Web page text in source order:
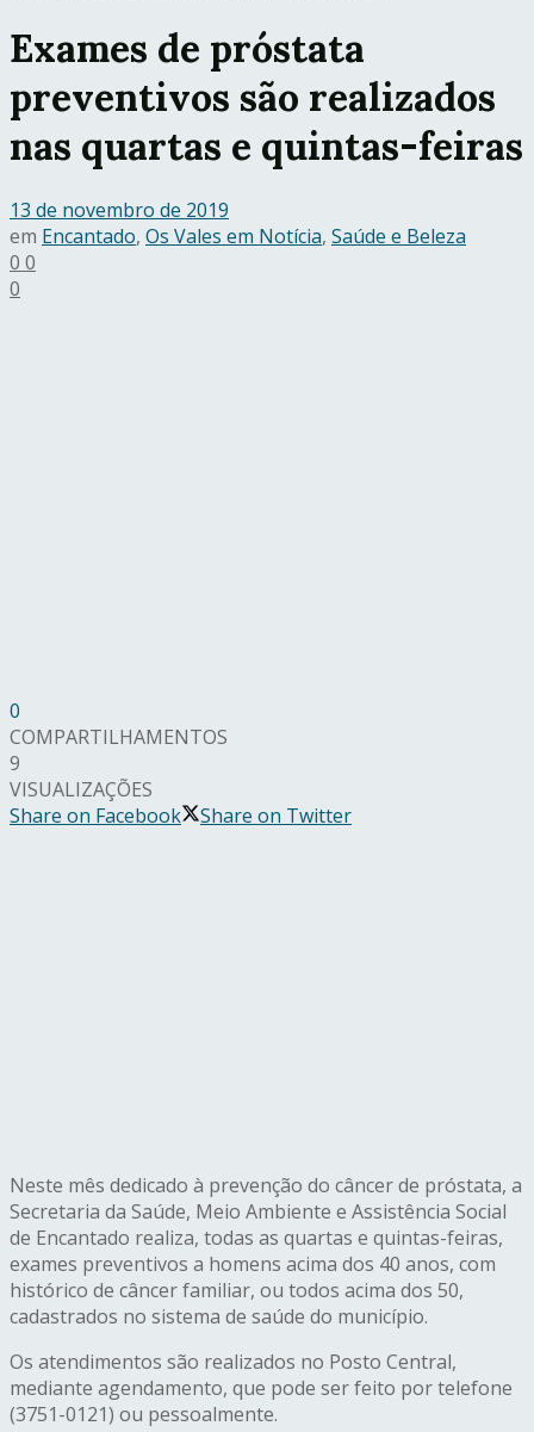
Exames de próstata
preventivos são realizados
nas quartas e quintas-feiras
13 de novembro de 2019
em Encantado, Os Vales em Notícia, Saúde e Beleza
0 0
0
0
COMPARTILHAMENTOS
9
VISUALIZAÇÕES
Share on Facebook
Share on Twitter
Neste mês dedicado à prevenção do câncer de próstata, a
Secretaria da Saúde, Meio Ambiente e Assistência Social
de Encantado realiza, todas as quartas e quintas-feiras,
exames preventivos a homens acima dos 40 anos, com
histórico de câncer familiar, ou todos acima dos 50,
cadastrados no sistema de saúde do município.
Os atendimentos são realizados no Posto Central,
mediante agendamento, que pode ser feito por telefone
(3751-0121) ou pessoalmente.